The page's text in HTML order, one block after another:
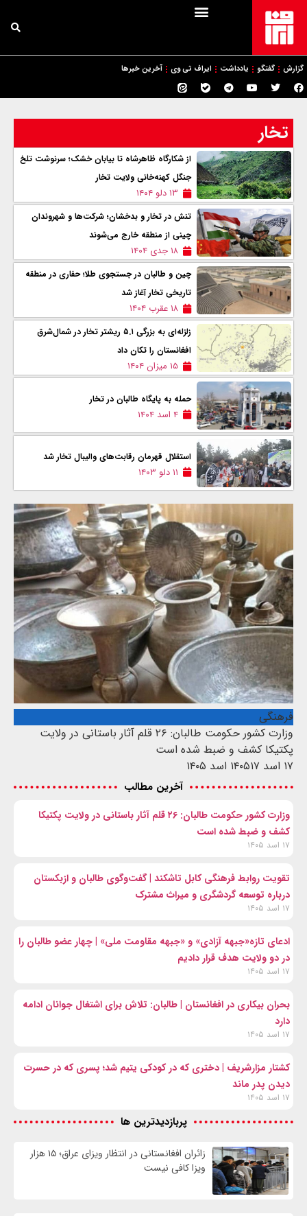
گزارش گفتگو یادداشت ایراف تی وی آخرین خبرها
تخار
از شکارگاه ظاهرشاه تا بیابان خشک؛ سرنوشت تلخ
جنگل کهنه‌خانی ولایت تخار
۱۳ دلو ۱۴۰۴
تنش در تخار و بدخشان؛ شرکت‌ها و شهروندان
چینی از منطقه خارج می‌شوند
۱۸ جدی ۱۴۰۴
چین و طالبان در جستجوی طلا؛ حفاری در منطقه
تاریخی تخار آغاز شد
۱۸ عقرب ۱۴۰۴
زلزله‌ای به بزرگی ۵.۱ ریشتر تخار در شمال‌شرق
افغانستان را تکان داد
۱۵ میزان ۱۴۰۴
حمله به پایگاه طالبان در تخار
۴ اسد ۱۴۰۴
استقلال قهرمان رقابت‌های والیبال تخار شد
۱۱ دلو ۱۴۰۳
فرهنگی
وزارت کشور حکومت طالبان: ۲۶ قلم آثار باستانی در ولایت
پکتیکا کشف و ضبط شده است
۱۷ اسد ۱۴۰۵
۱۷ اسد ۱۴۰۵
آخرین مطالب
وزارت کشور حکومت طالبان: ۲۶ قلم آثار باستانی در ولایت پکتیکا
کشف و ضبط شده است
۱۷ اسد ۱۴۰۵
تقویت روابط فرهنگی کابل تاشکند | گفت‌وگوی طالبان و ازبکستان
درباره توسعه گردشگری و میراث مشترک
۱۷ اسد ۱۴۰۵
ادعای تازه«جبهه آزادی» و «جبهه مقاومت ملی» | چهار عضو طالبان را
در دو ولایت هدف قرار دادیم
۱۷ اسد ۱۴۰۵
بحران بیکاری در افغانستان | طالبان: تلاش برای اشتغال جوانان ادامه
دارد
۱۷ اسد ۱۴۰۵
کشتار مزارشریف | دختری که در کودکی یتیم شد؛ پسری که در حسرت
دیدن پدر ماند
۱۷ اسد ۱۴۰۵
پربازدیدترین ها
زائران افغانستانی در انتظار ویزای عراق؛ ۱۵ هزار
ویزا کافی نیست